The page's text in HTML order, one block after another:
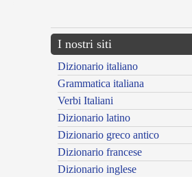
I nostri siti
Dizionario italiano
Grammatica italiana
Verbi Italiani
Dizionario latino
Dizionario greco antico
Dizionario francese
Dizionario inglese